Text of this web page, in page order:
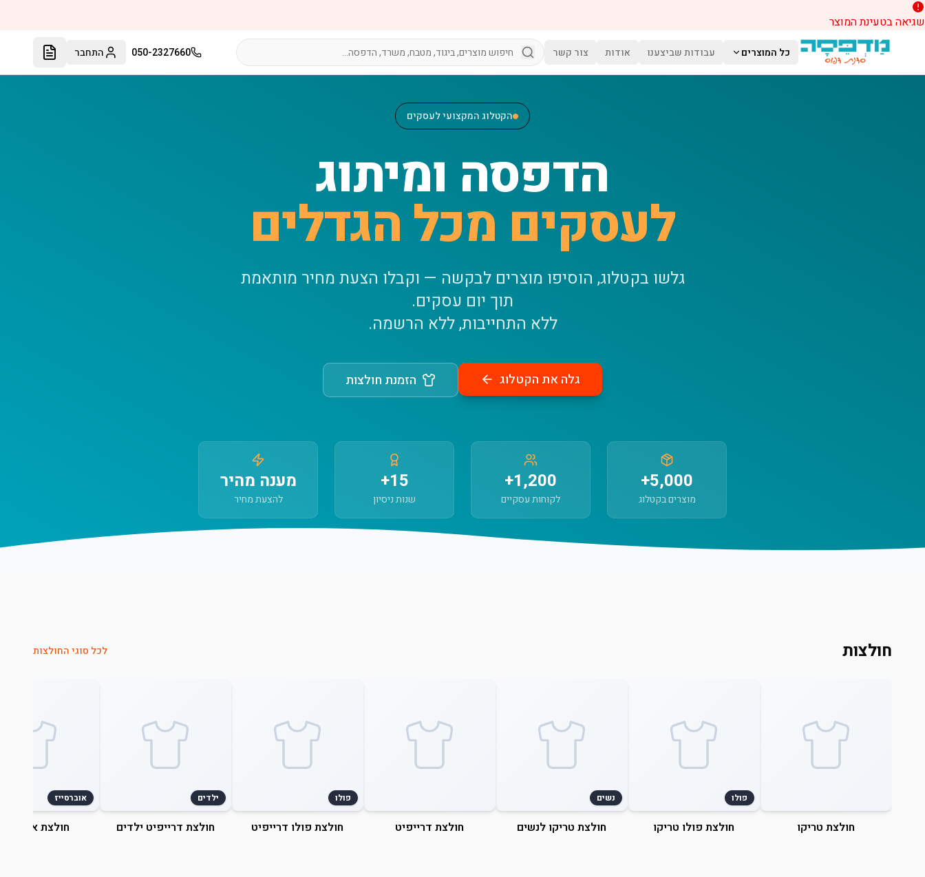
שגיאה בטעינת המוצר
דלג לתוכן הראשי
כל המוצרים עבודות שביצענו אודות צור קשר 050-2327660 התחבר
הקטלוג המקצועי לעסקים
הדפסה ומיתוג
לעסקים מכל הגדלים
גלשו בקטלוג, הוסיפו מוצרים לבקשה — וקבלו הצעת מחיר מותאמת
תוך יום עסקים.
ללא התחייבות, ללא הרשמה.
גלה את הקטלוג הזמנת חולצות
5,000+
מוצרים בקטלוג
1,200+
לקוחות עסקיים
15+
שנות ניסיון
מענה מהיר
להצעת מחיר
חולצות לכל סוגי החולצות
חולצת טריקו
פולו
חולצת פולו טריקו
נשים
חולצת טריקו לנשים חולצת דרייפיט
פולו
חולצת פולו דרייפיט
ילדים
חולצת דרייפיט ילדים
אוברסייז
חולצת